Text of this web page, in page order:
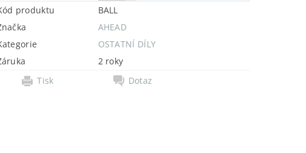
produktu
BALL
AHEAD
OSTATNÍ DÍLY
2 roky
Tisk
Dotaz